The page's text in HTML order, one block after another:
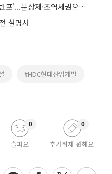
'후분양’ 카드 꺼낸 '오티에르 반포'...분상제·초역세권으로 청약 경쟁 예고
설명서
#HDC현대산업개발
슬퍼요
0
추가취재 원해요
0